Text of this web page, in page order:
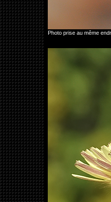
Photo prise au même